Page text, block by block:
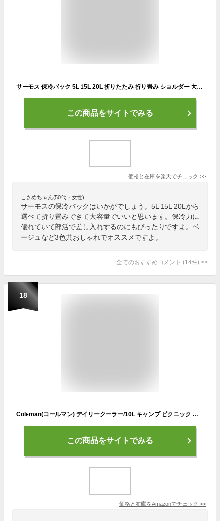
サーモス 保冷バック 5L 15L 20L 折りたたみ 折り畳み ショルダー 大容量 おしゃれ クーラーボックス ソフトクーラー キャンプ 保冷力 ベージュ ブルー ブラック RFD-0051 RFD-0151 RFD-0201
この商品をサイトでみる
価格と在庫を楽天でチェック >>
こさめちゃん(50代・女性)
サーモスの保冷バックはいかがでしょう。5L 15L 20Lから
選べて折り畳みできて大容量でいいと思います。保冷力に
優れていて部活で差し入れするのにもぴったりですよ。ベ
ージュなど3色共おしゃれでオススメですよ。
全てのおすすめコメント (14件) >
18
Coleman(コールマン) デイリークーラー/10L キャンプ ピクニック 部活 買い物 抗菌 コンパクト エコBAG付き 保冷バッグ
この商品をサイトでみる
価格と在庫をAmazonでチェック >>